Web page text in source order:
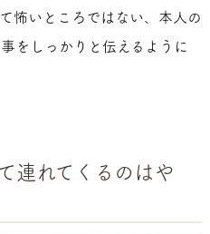
怖いところではない、本人の
をしっかりと伝えるように
連れてくるのはや